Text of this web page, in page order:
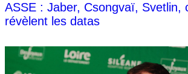
ASSE : Jaber, Csongvaï, Svetlin,
révèlent les datas